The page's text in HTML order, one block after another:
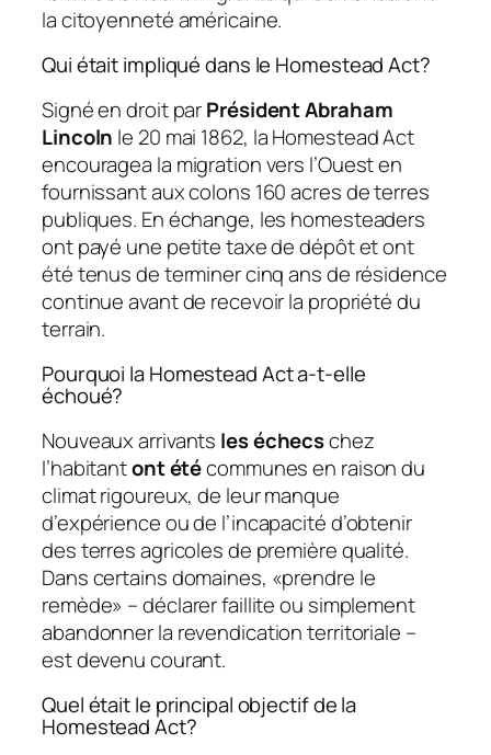
la citoyenneté américaine.
Qui était impliqué dans le Homestead Act?
Signé en droit parPrésident Abraham
Lincoln le 20 mai 1862, la Homestead Act
encouragea la migration vers l’Ouest en
fournissant aux colons 160 acres de terres
publiques. En échange, les homesteaders
ont payé une petite taxe de dépôt et ont
été tenus de terminer cinq ans de résidence
continue avant de recevoir la propriété du
terrain.
Pourquoi la Homestead Act a-t-elle
échoué?
Nouveaux arrivants les échecschez
l’habitantont étécommunes en raison du
climat rigoureux, de leur manque
d’expérience ou de l’incapacité d’obtenir
des terres agricoles de première qualité.
Dans certains domaines, «prendre le
remède» – déclarer faillite ou simplement
abandonner la revendication territoriale –
est devenu courant.
Quel était le principal objectif de la
Homestead Act?